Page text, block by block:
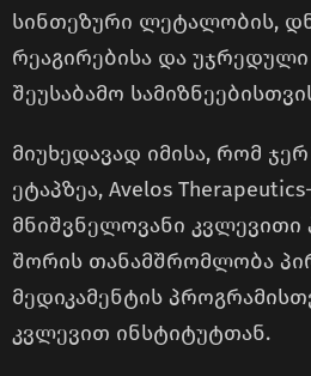
სინთეზური ლეტალობის,
რეაგირებისა და
შეუსაბამო
მიუხედავად იმისა, რომ
ეტაპზეა, Avelos
მნიშვნელოვანი
შორის თანამშრომლობა
მედიკამენტის
კვლევით ინსტიტუტთან.